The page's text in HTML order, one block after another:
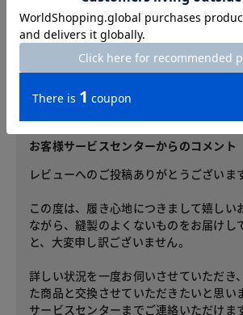
カラー：オリーブ
サイズ：L
機能には問題なく履きやすくて良かったで
着用していないのに、ベルト通しのループ
て取れてしまいました。他のループも縫製
ほつれるのではと感じてしまい残念です。
お客様サービスセンターからのコメント
レビューへのご投稿ありがとうございます
この度は、履き心地につきまして嬉しい
ながら、縫製のよくないものをお届けし
と、大変申し訳ございません。
詳しい状況を一度お伺いさせていただき
た商品と交換させていただきたいと思い
サービスセンターまでご連絡いただけま